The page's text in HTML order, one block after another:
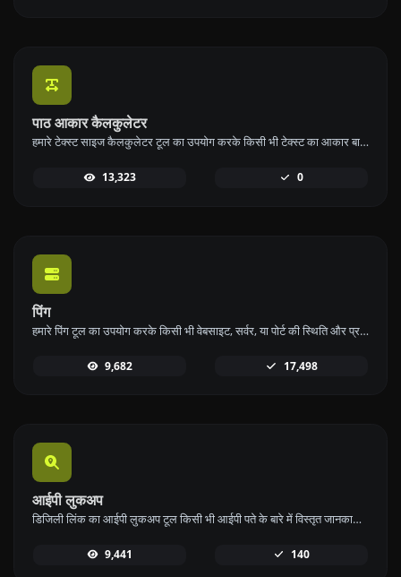
पाठ आकार कैलकुलेटर
हमारे टेक्स्ट साइज कैलकुलेटर टूल का उपयोग करके किसी भी टेक्स्ट का आकार बाइट्स (B), किलोबाइट्स (KB), या मेगाबाइट्स (MB) में गणना करें।
13,323 0
पिंग
हमारे पिंग टूल का उपयोग करके किसी भी वेबसाइट, सर्वर, या पोर्ट की स्थिति और प्रतिक्रिया समय को जल्दी और कुशलता से जांचें।
9,682 17,498
आईपी लुकअप
डिजिली लिंक का आईपी लुकअप टूल किसी भी आईपी पते के बारे में विस्तृत जानकारी प्रदान करता है। इस मुफ्त ऑनलाइन सेवा का उपयोग करके व्यापक आईपी डेटा प्राप्त करें।
9,441 140